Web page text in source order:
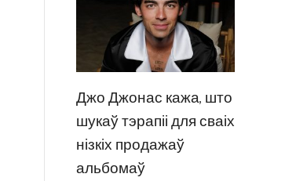
Джо Джонас кажа, што
шукаў тэрапіі для сваіх
нізкіх продажаў
альбомаў